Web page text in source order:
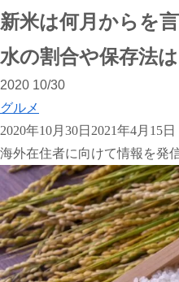
新米は何月からを
水の割合や保存法は
2020 10/30
グルメ
2020年10月30日 2021年4月15日
海外在住者に向けて情報を発